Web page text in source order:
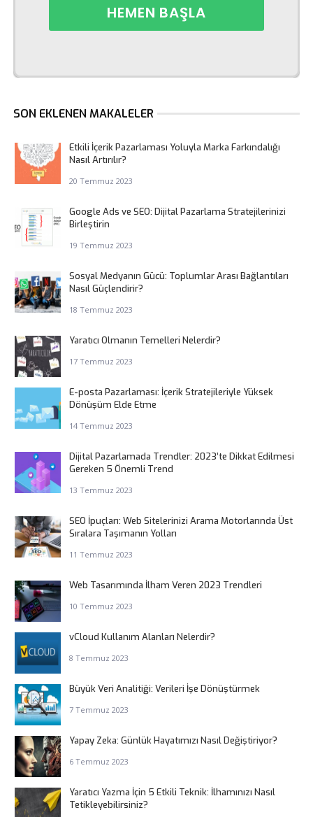
SON EKLENEN MAKALELER
Etkili İçerik Pazarlaması Yoluyla Marka Farkındalığı
Nasıl Artırılır?
20 Temmuz 2023
Google Ads ve SEO: Dijital Pazarlama Stratejilerinizi
Birleştirin
19 Temmuz 2023
Sosyal Medyanın Gücü: Toplumlar Arası Bağlantıları
Nasıl Güçlendirir?
18 Temmuz 2023
Yaratıcı Olmanın Temelleri Nelerdir?
17 Temmuz 2023
E-posta Pazarlaması: İçerik Stratejileriyle Yüksek
Dönüşüm Elde Etme
14 Temmuz 2023
Dijital Pazarlamada Trendler: 2023’te Dikkat Edilmesi
Gereken 5 Önemli Trend
13 Temmuz 2023
SEO İpuçları: Web Sitelerinizi Arama Motorlarında Üst
Sıralara Taşımanın Yolları
11 Temmuz 2023
Web Tasarımında İlham Veren 2023 Trendleri
10 Temmuz 2023
vCloud Kullanım Alanları Nelerdir?
8 Temmuz 2023
Büyük Veri Analitiği: Verileri İşe Dönüştürmek
7 Temmuz 2023
Yapay Zeka: Günlük Hayatımızı Nasıl Değiştiriyor?
6 Temmuz 2023
Yaratıcı Yazma İçin 5 Etkili Teknik: İlhamınızı Nasıl
Tetikleyebilirsiniz?